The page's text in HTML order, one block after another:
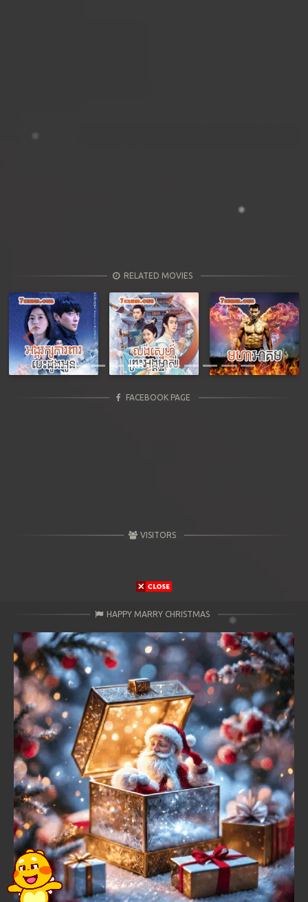
RELATED MOVIES
Previous Next
FACEBOOK PAGE
VISITORS
HAPPY MARRY CHRISTMAS